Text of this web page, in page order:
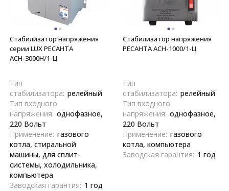
Стабилизатор напряжения
серии LUX РЕСАНТА
АСН-3000Н/1-Ц
Тип
стабилизатора: релейный
Тип входного
напряжения: однофазное,
220 Вольт
Применение: газового
котла, стиральной
машины, для сплит-
системы, холодильника,
компьютера
Заводская гарантия: 1 год
Стабилизатор напряжения
РЕСАНТА АСН-1000/1-Ц
Тип
стабилизатора: релейный
Тип входного
напряжения: однофазное,
220 Вольт
Применение: газового
котла, компьютера
Заводская гарантия: 1 год